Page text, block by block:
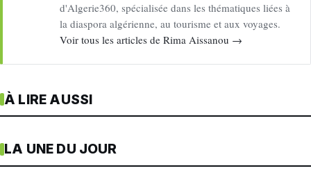
d'Algerie360, spécialisée dans les thématiques liées à
la diaspora algérienne, au tourisme et aux voyages.
Voir tous les articles de Rima Aissanou →
À LIRE AUSSI
LA UNE DU JOUR